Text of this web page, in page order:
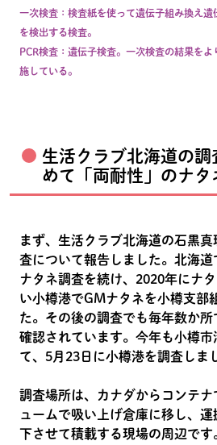
一次検査：検査紙を使って遺伝子組み換え
を検出する検査。
PCR検査：遺伝子検査。一次検査の結果を
施している。
生活クラブ北海道の調
めて「両耐性」のナタ
まず、生活クラブ北海道の石黒
査について報告しました。北海
ナタネ調査を続け、2020年にナ
い小樽港でGMナタネを小樽支部
た。その後の調査でも毎年数か
確認されています。今年も小樽市
て、5月23日に小樽港を調査しま
調査場所は、カナダからコンテ
ュームで吸い上げ倉庫に移し、
下させて積載する現場の周辺で